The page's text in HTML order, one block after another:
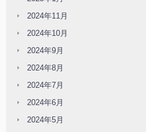
2024年11月
2024年10月
2024年9月
2024年8月
2024年7月
2024年6月
2024年5月